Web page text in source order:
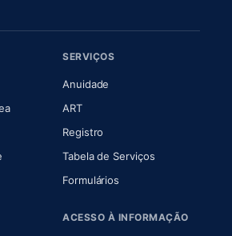
em nova aba)
(abre em nova aba)
aba)
SERVIÇOS
Anuidade
ART(abre em nova aba)
Registro
Tabela de Serviços
Formulários
ACESSO À INFORMAÇÃO